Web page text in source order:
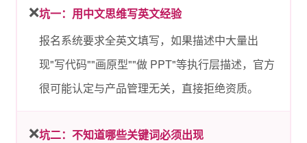
❌坑一：用中文思维写英文经验
报名系统要求全英文填写，如果描述中大量出
现"写代码""画原型""做 PPT"等执行层描述，官方
很可能认定与产品管理无关，直接拒绝资质。
❌坑二：不知道哪些关键词必须出现